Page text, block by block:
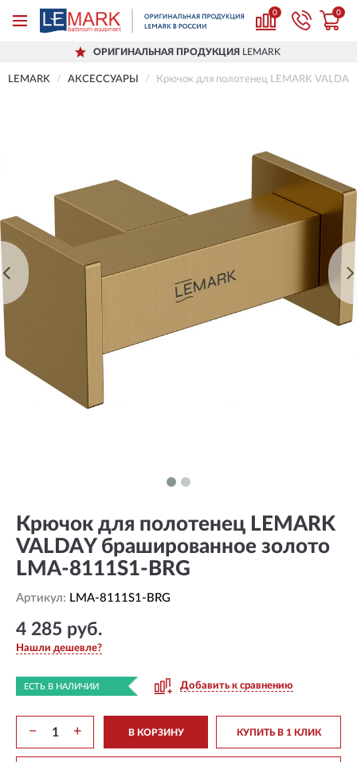
0 0
ОРИГИНАЛЬНАЯ ПРОДУКЦИЯ LEMARK
LEMARK АКСЕССУАРЫ Крючок для полотенец LEMARK
Крючок для полотенец LEMARK
VALDAY брашированное золото
LMA-8111S1-BRG
Артикул: LMA-8111S1-BRG
4 285 руб.
Нашли дешевле?
ЕСТЬ В НАЛИЧИИ Добавить к сравнению
− + В КОРЗИНУ КУПИТЬ В 1 КЛИК